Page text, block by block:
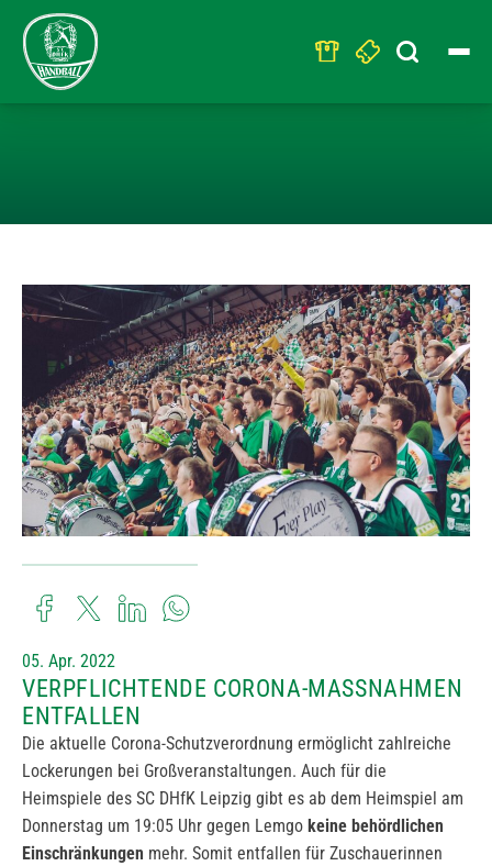
Search
for:
05. Apr. 2022
VERPFLICHTENDE CORONA-MASSNAHMEN E
NTFALLEN
Die aktuelle Corona-Schutzverordnung ermöglicht zahlreiche
Lockerungen bei Großveranstaltungen. Auch für die
Heimspiele des SC DHfK Leipzig gibt es ab dem Heimspiel am
Donnerstag um 19:05 Uhr gegen Lemgo keine behördlichen
Einschränkungen mehr. Somit entfallen für Zuschauerinnen